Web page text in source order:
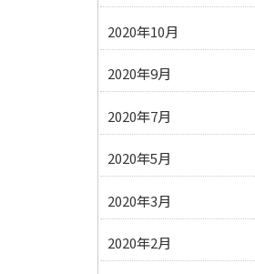
2020年10月
2020年9月
2020年7月
2020年5月
2020年3月
2020年2月